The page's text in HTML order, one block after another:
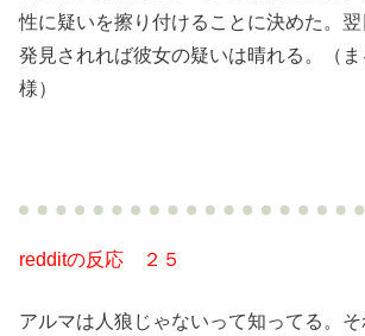
性に疑いを擦り付けることに決めた。
発見されれば彼女の疑いは晴れる。（
様）
redditの反応 ２５
アルマは人狼じゃないって知ってる。